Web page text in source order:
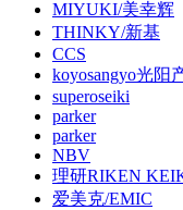
MIYUKI/美幸辉
THINKY/新基
CCS
koyosangyo光阳
superoseiki
parker
parker
NBV
理研RIKEN
爱美克/EMIC